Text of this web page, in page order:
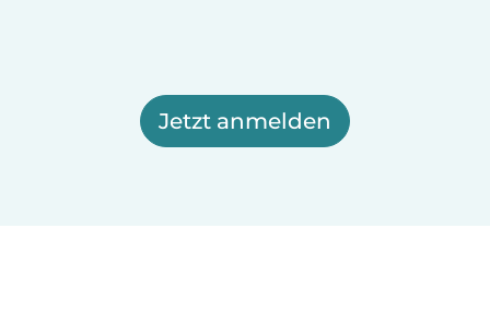
Jetzt anmelden